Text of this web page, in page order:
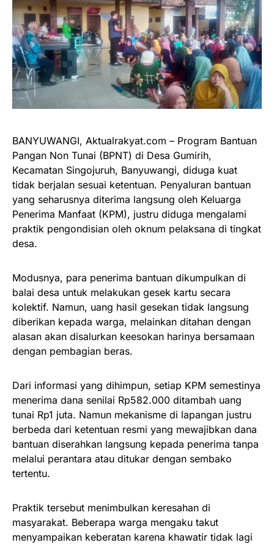
BANYUWANGI, Aktualrakyat.com – Program Bantuan
Pangan Non Tunai (BPNT) di Desa Gumirih,
Kecamatan Singojuruh, Banyuwangi, diduga kuat
tidak berjalan sesuai ketentuan. Penyaluran bantuan
yang seharusnya diterima langsung oleh Keluarga
Penerima Manfaat (KPM), justru diduga mengalami
praktik pengondisian oleh oknum pelaksana di tingkat
desa.
Modusnya, para penerima bantuan dikumpulkan di
balai desa untuk melakukan gesek kartu secara
kolektif. Namun, uang hasil gesekan tidak langsung
diberikan kepada warga, melainkan ditahan dengan
alasan akan disalurkan keesokan harinya bersamaan
dengan pembagian beras.
Dari informasi yang dihimpun, setiap KPM semestinya
menerima dana senilai Rp582.000 ditambah uang
tunai Rp1 juta. Namun mekanisme di lapangan justru
berbeda dari ketentuan resmi yang mewajibkan dana
bantuan diserahkan langsung kepada penerima tanpa
melalui perantara atau ditukar dengan sembako
tertentu.
Praktik tersebut menimbulkan keresahan di
masyarakat. Beberapa warga mengaku takut
menyampaikan keberatan karena khawatir tidak lagi